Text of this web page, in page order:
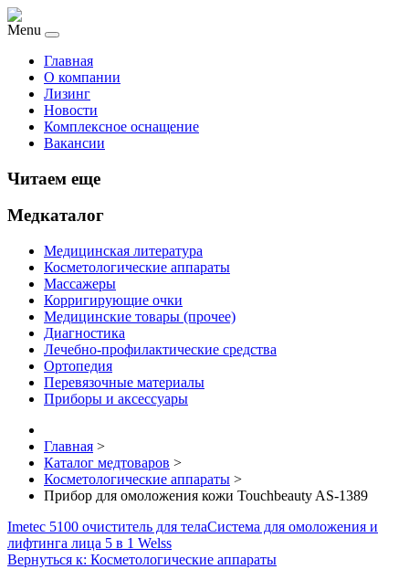
Menu
Главная
О компании
Лизинг
Новости
Комплексное оснащение
Вакансии
Читаем еще
Медкаталог
Медицинская литература
Косметологические аппараты
Массажеры
Корригирующие очки
Медицинские товары (прочее)
Диагностика
Лечебно-профилактические средства
Ортопедия
Перевязочные материалы
Приборы и аксессуары
Главная >
Каталог медтоваров >
Косметологические аппараты >
Прибор для омоложения кожи Touchbeauty AS-1389
Imetec 5100 очиститель для телаСистема для омоложения и
лифтинга лица 5 в 1 Welss
Вернуться к: Косметологические аппараты